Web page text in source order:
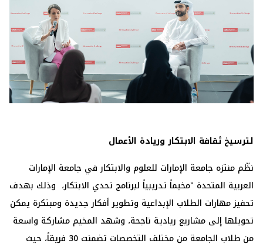
لترسيخ ثقافة الابتكار وريادة الأعمال
نظّم منتزه جامعة الإمارات للعلوم والابتكار في جامعة الإمارات
العربية المتحدة "مخيماً تدريبياً لبرنامج تحدي الابتكار، وذلك بهدف
تحفيز مهارات الطلاب الإبداعية وتطوير أفكار جديدة ومبتكرة يمكن
تحويلها إلى مشاريع ريادية ناجحة، وشهد المخيم مشاركة واسعة
من طلاب الجامعة من مختلف التخصصات تضمنت 30 فريقاً، حيث